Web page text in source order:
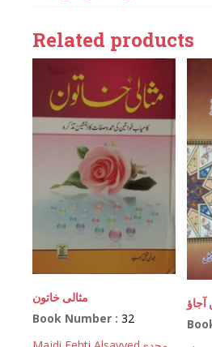
Related products
مثالی خاتون
Book Number : 32